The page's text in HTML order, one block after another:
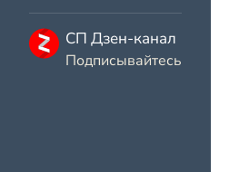
СП Дзен-канал
Подписывайтесь